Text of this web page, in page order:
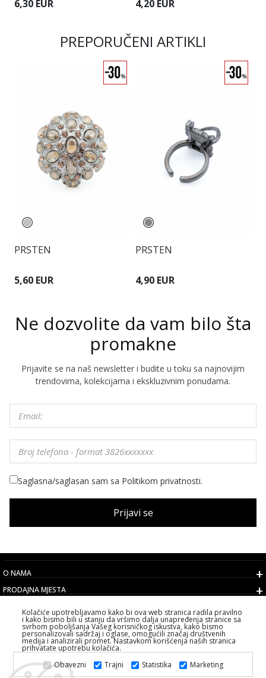
6,30 EUR 4,20 EUR
PREPORUČENI ARTIKLI
PRSTEN
5,60 EUR
PRSTEN
4,90 EUR
Ne dozvolite da vam bilo šta
promakne
Prijavite se na naš newsletter i budite u toku sa najnovijim
trendovima, kolekcijama i ekskluzivnim ponudama.
Saglasna/saglasan sam sa Politikom privatnosti.
Prijavi se
O NAMA
PRODAJNA MJESTA
KORISNIČKI SERVIS
IZABERITE DRŽAVU
2026 PS FASHION DESIGN DOO
SVA PRAVA ZADRŽANA ALL RIGHTS RESERVED
Kolačiće upotrebljavamo kako bi ova web stranica radila pravilno
i kako bismo bili u stanju da vršimo dalja unapređenja stranice sa
svrhom poboljšanja Vašeg korisničkog iskustva, kako bismo
personalizovali sadržaj i oglase, omogućili značaj društvenih
medija i analizirali promet. Nastavkom korišćenja naših stranica
prihvatate upotrebu kolačića.
Obavezni
Trajni Statistika Marketing